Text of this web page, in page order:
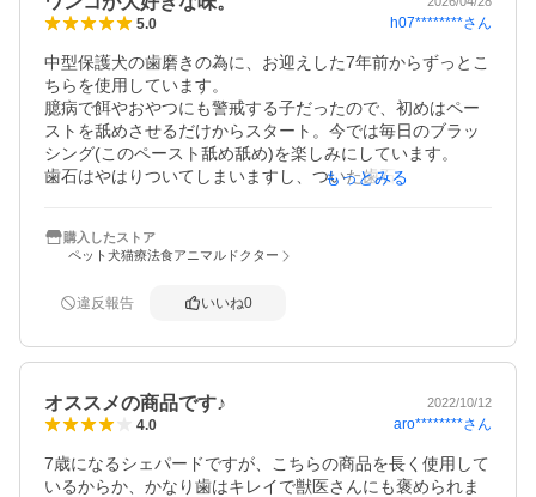
5.0 h07********さん
中型保護犬の歯磨きの為に、お迎えした7年前からずっとこ
ちらを使用しています。
臆病で餌やおやつにも警戒する子だったので、初めはペー
ストを舐めさせるだけからスタート。今では毎日のブラッ
シング(このペースト舐め舐め)を楽しみにしています。
歯石はやはりついてしまいますし、ついた歯石がポロっと
気になりません。
もっとみる
購入したストア
ペット犬猫療法食アニマルドクター
違反報告 いいね0
オススメの商品です♪ 2022/10/12
4.0 aro********さん
7歳になるシェパードですが、こちらの商品を長く使用して
いるからか、かなり歯はキレイで獣医さんにも褒められま